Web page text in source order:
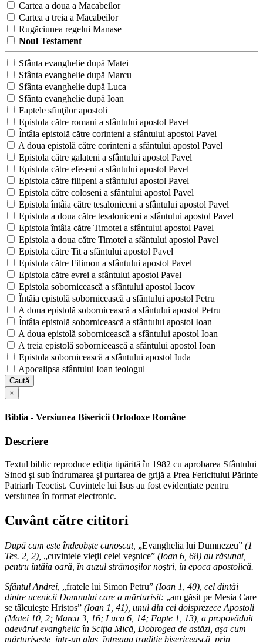
Cartea a doua a Macabeilor
Cartea a treia a Macabeilor
Rugăciunea regelui Manase
Noul Testament
Sfânta evanghelie după Matei
Sfânta evanghelie după Marcu
Sfânta evanghelie după Luca
Sfânta evanghelie după Ioan
Faptele sfinţilor apostoli
Epistola către romani a sfântului apostol Pavel
Întâia epistolă către corinteni a sfântului apostol Pavel
A doua epistolă către corinteni a sfântului apostol Pavel
Epistola către galateni a sfântului apostol Pavel
Epistola către efeseni a sfântului apostol Pavel
Epistola către filipeni a sfântului apostol Pavel
Epistola către coloseni a sfântului apostol Pavel
Epistola întâia către tesaloniceni a sfântului apostol Pavel
Epistola a doua către tesaloniceni a sfântului apostol Pavel
Epistola întâia către Timotei a sfântului apostol Pavel
Epistola a doua către Timotei a sfântului apostol Pavel
Epistola către Tit a sfântului apostol Pavel
Epistola către Filimon a sfântului apostol Pavel
Epistola către evrei a sfântului apostol Pavel
Epistola sobornicească a sfântului apostol Iacov
Întâia epistolă sobornicească a sfântului apostol Petru
A doua epistolă sobornicească a sfântului apostol Petru
Întâia epistolă sobornicească a sfântului apostol Ioan
A doua epistolă sobornicească a sfântului apostol Ioan
A treia epistolă sobornicească a sfântului apostol Ioan
Epistola sobornicească a sfântului apostol Iuda
Apocalipsa sfântului Ioan teologul
Caută
×
Biblia - Versiunea Bisericii Ortodoxe Române
Descriere
Textul biblic reproduce ediţia tipărită în 1982 cu aprobarea Sfântului
Sinod şi sub îndrumarea şi purtarea de grijă a Prea Fericitului Părinte
Patriarh Teoctist. Cuvintele lui Isus au fost evidenţiate pentru
versiunea în format electronic.
Cuvânt către cititori
După cum este îndeobşte cunoscut, „Evanghelia lui Dumnezeu” (1
Tes. 2, 2), „cuvintele vieţii celei veşnice” (Ioan 6, 68) au răsunat,
pentru întâia oară, în auzul strămoşilor noştri, în epoca apostolică.
Sfântul Andrei, „fratele lui Simon Petru” (Ioan 1, 40), cel dintâi
dintre ucenicii Domnului care a mărturisit: „am găsit pe Mesia Care
se tâlcuieşte Hristos” (Ioan 1, 41), unul din cei doisprezece Apostoli
(Matei 10, 2; Marcu 3, 16; Luca 6, 14; Fapte 1, 13), a propovăduit
adevărul evanghelic în Sciţia Mică, Dobrogea de astăzi, aşa cum
mărturiseşte, într-un glas, întreaga tradiţie bisericească, prin